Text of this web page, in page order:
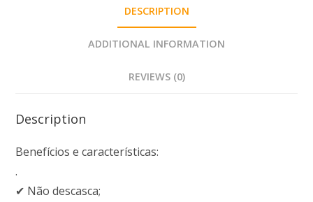
DESCRIPTION
ADDITIONAL INFORMATION
REVIEWS (0)
Description
Benefícios e características:
.
✔ Não descasca;